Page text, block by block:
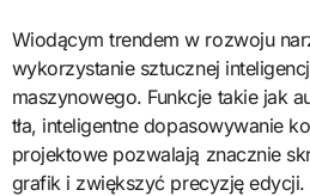
Wiodącym trendem w rozwoju
wykorzystanie sztucznej
maszynowego. Funkcje takie jak
tła, inteligentne dopasowywanie
projektowe pozwalają znacznie
grafik i zwiększyć precyzję